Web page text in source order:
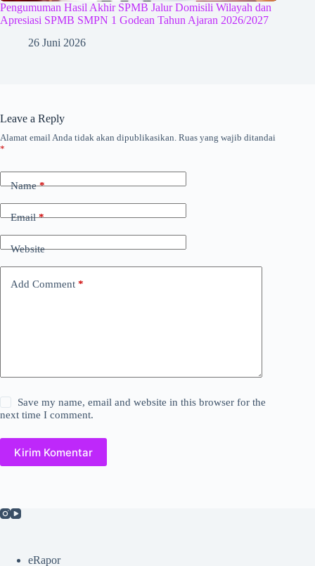
Pengumuman Hasil Akhir SPMB Jalur Domisili Wilayah dan
Apresiasi SPMB SMPN 1 Godean Tahun Ajaran 2026/2027
26 Juni 2026
Leave a Reply
Alamat email Anda tidak akan dipublikasikan. Ruas yang wajib ditandai
*
Name*
Email*
Website
Add Comment *
Save my name, email and website in this browser for the
next time I comment.
Kirim Komentar
eRapor